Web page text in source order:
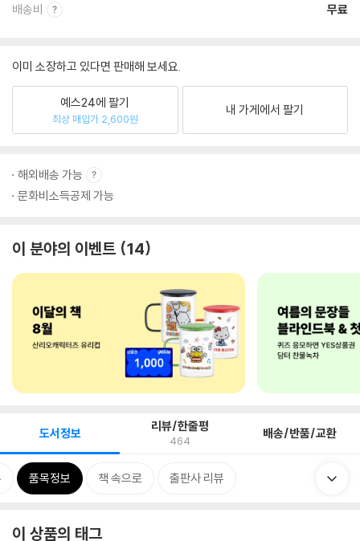
배송비 무료
이미 소장하고 있다면 판매해 보세요.
예스24에 팔기
최상 매입가 2,600원
내 가게에서 팔기
해외배송 가능
문화비소득공제 가능
이 분야의 이벤트 14
도서정보 리뷰/한줄평
464 배송/반품/교환
품목정보 책 속으로 출판사 리뷰
이 상품의 태그